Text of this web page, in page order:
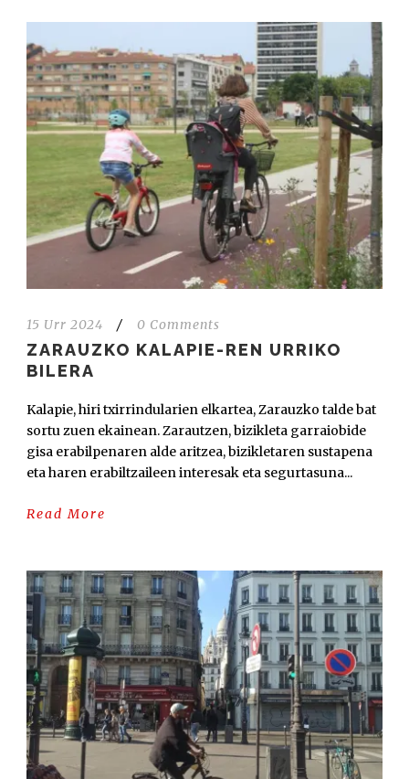
15 Urr 2024 / 0 Comments
ZARAUZKO KALAPIE-REN URRIKO
BILERA
Kalapie, hiri txirrindularien elkartea, Zarauzko talde bat
sortu zuen ekainean. Zarautzen, bizikleta garraiobide
gisa erabilpenaren alde aritzea, bizikletaren sustapena
eta haren erabiltzaileen interesak eta segurtasuna...
Read More